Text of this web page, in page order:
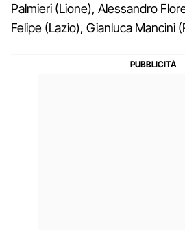
Palmieri (Lione), Alessandro
Felipe (Lazio), Gianluca Mancini